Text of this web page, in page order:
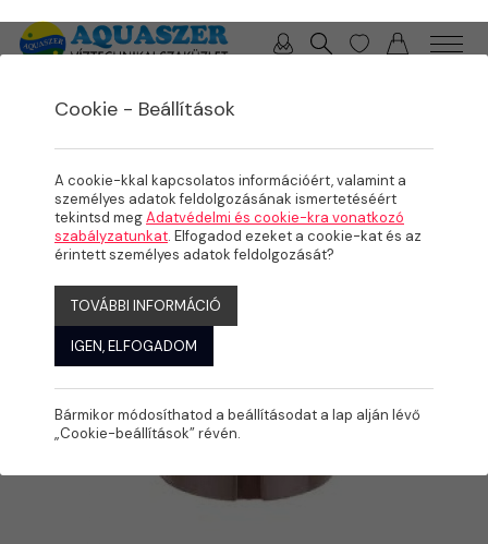
Cookie - Beállítások
A cookie-kkal kapcsolatos információért, valamint a
személyes adatok feldolgozásának ismertetéséért
tekintsd megAdatvédelmi és cookie-kra vonatkozó
szabályzatunkat. Elfogadod ezeket a cookie-kat és az
érintett személyes adatok feldolgozását?
TOVÁBBI INFORMÁCIÓ
IGEN, ELFOGADOM
Bármikor módosíthatod a beállításodat a lap alján lévő
„Cookie-beállítások” révén.